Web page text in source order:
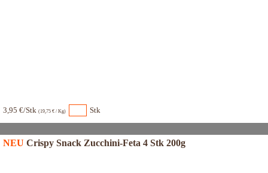
3,95 €/Stk (19,75 € / Kg) Stk
NEU Crispy Snack Zucchini-Feta 4 Stk 200g